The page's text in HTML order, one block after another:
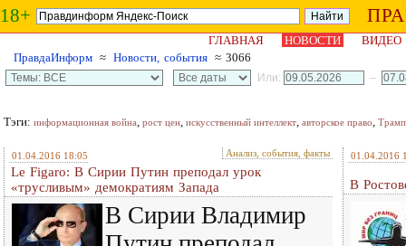
18+
ГЛАВНАЯ НОВОСТИ
ВИДЕО
ПравдаИнформ ≈ Новости, события ≈ 3066
Или: –
Тэги: информационная война, рост цен, искусственный интеллект, авторское право, Трамп
01.04.2016 18:05 Анализ, события, факты
Le Figaro: В Сирии Путин преподал урок
«трусливым» демократиям Запада
В Сирии Владимир
01.04.2016
В